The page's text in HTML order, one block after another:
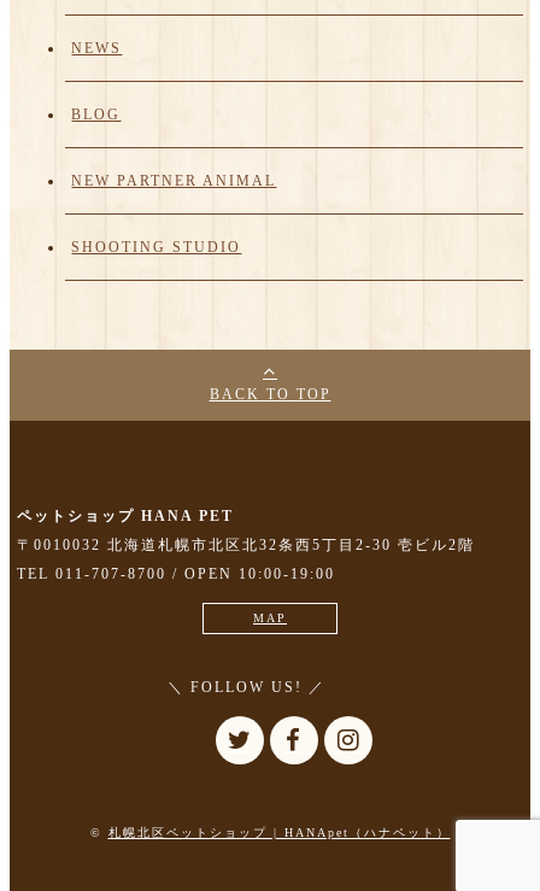
NEWS
BLOG
NEW PARTNER ANIMAL
SHOOTING STUDIO
BACK TO TOP
ペットショップ HANA PET
〒0010032 北海道札幌市北区北32条西5丁目2-30 壱ビル2階
TEL 011-707-8700 / OPEN 10:00-19:00
MAP
＼ FOLLOW US! ／
© 札幌北区ペットショップ | HANApet（ハナペット）